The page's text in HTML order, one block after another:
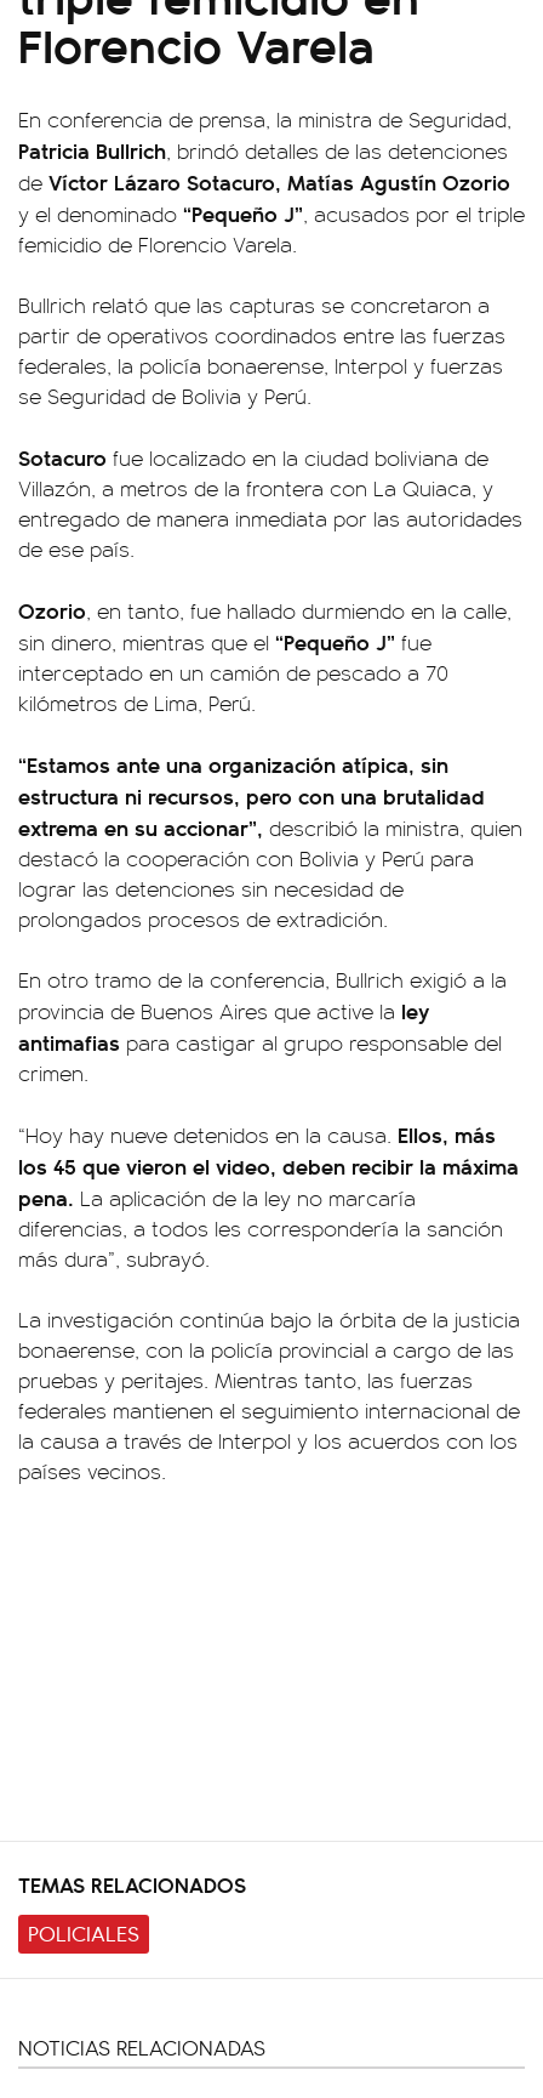
Florencio Varela
En conferencia de prensa, la ministra de Seguridad,
Patricia Bullrich, brindó detalles de las detenciones
de Víctor Lázaro Sotacuro, Matías Agustín Ozorio
y el denominado “Pequeño J”, acusados por el triple
femicidio de Florencio Varela.
Bullrich relató que las capturas se concretaron a
partir de operativos coordinados entre las fuerzas
federales, la policía bonaerense, Interpol y fuerzas
se Seguridad de Bolivia y Perú.
Sotacuro fue localizado en la ciudad boliviana de
Villazón, a metros de la frontera con La Quiaca, y
entregado de manera inmediata por las autoridades
de ese país.
Ozorio, en tanto, fue hallado durmiendo en la calle,
sin dinero, mientras que el “Pequeño J” fue
interceptado en un camión de pescado a 70
kilómetros de Lima, Perú.
“Estamos ante una organización atípica, sin
estructura ni recursos, pero con una brutalidad
extrema en su accionar”, describió la ministra, quien
destacó la cooperación con Bolivia y Perú para
lograr las detenciones sin necesidad de
prolongados procesos de extradición.
En otro tramo de la conferencia, Bullrich exigió a la
provincia de Buenos Aires que active la ley
antimafias para castigar al grupo responsable del
crimen.
“Hoy hay nueve detenidos en la causa. Ellos, más
los 45 que vieron el video, deben recibir la máxima
pena. La aplicación de la ley no marcaría
diferencias, a todos les correspondería la sanción
más dura”, subrayó.
La investigación continúa bajo la órbita de la justicia
bonaerense, con la policía provincial a cargo de las
pruebas y peritajes. Mientras tanto, las fuerzas
federales mantienen el seguimiento internacional de
la causa a través de Interpol y los acuerdos con los
países vecinos.
TEMAS RELACIONADOS
POLICIALES
NOTICIAS RELACIONADAS